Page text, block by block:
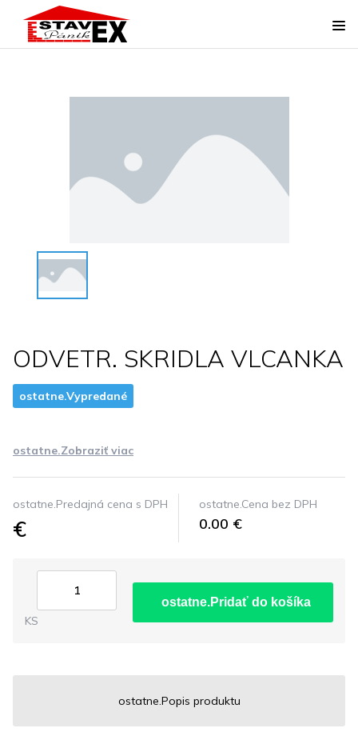
ODVETR. SKRIDLA VLCANKA
ostatne.Vypredané
ostatne.Zobraziť viac
ostatne.Predajná cena s DPH
€
ostatne.Cena bez DPH
0.00 €
KS
ostatne.Pridať do košíka
ostatne.Popis produktu